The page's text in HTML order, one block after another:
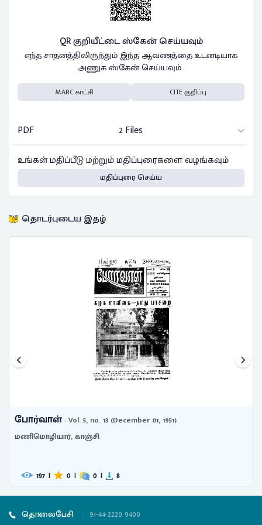
QR குறியீட்டை ஸ்கேன் செய்யவும்
எந்த சாதனத்திலிருந்தும் இந்த ஆவணத்தை உடனடியாக
அணுக ஸ்கேன் செய்யவும்..
MARC காட்சி CITE குறிப்பு
PDF
2 Files
உங்கள் மதிப்பீடு மற்றும் மதிப்புரைகளை வழங்கவும்
மதிப்புரை செய்ய
தொடர்புடைய இதழ்
போர்வாள்- Vol. 5, no. 13 (December 01, 1951)
மணிமொழியார், காஞ்சி
197 | 0 | 0 | 8
தொலைபேசி : 91-44-2220 9400